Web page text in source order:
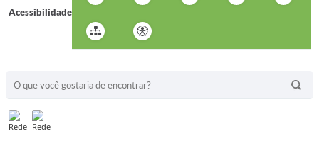
Acessibilidade